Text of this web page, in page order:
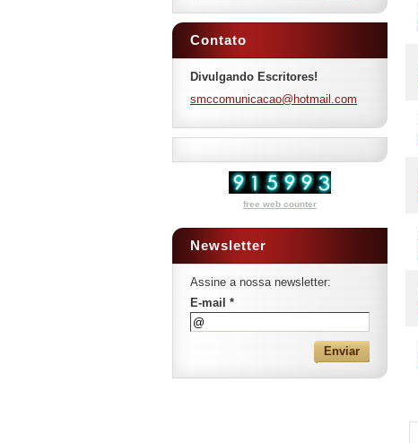
Contato
Divulgando Escritores!
smccomunicacao@hotmail.com
free web counter
Newsletter
Assine a nossa newsletter:
E-mail *